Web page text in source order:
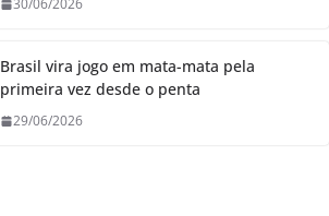
30/06/2026
Brasil vira jogo em mata-mata pela
primeira vez desde o penta
29/06/2026